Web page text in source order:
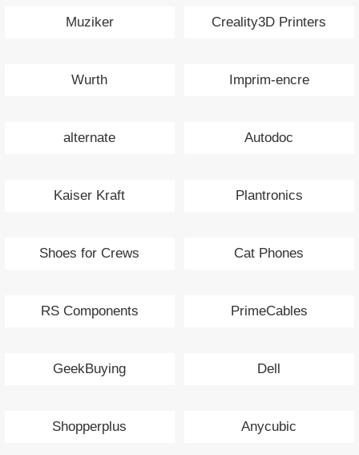
Muziker Creality3D Printers
Wurth Imprim-encre
alternate Autodoc
Kaiser Kraft Plantronics
Shoes for Crews Cat Phones
RS Components PrimeCables
GeekBuying Dell
Shopperplus Anycubic